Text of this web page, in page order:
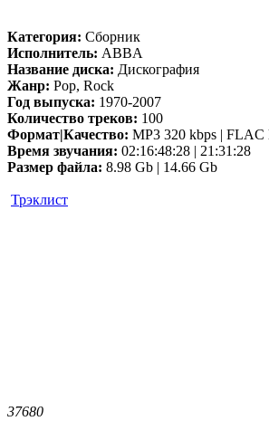
Категория: Сборник
Исполнитель: ABBA
Название диска: Дискография
Жанр: Pop, Rock
Год выпуска: 1970-2007
Количество треков: 100
Формат|Качество: MP3 320 kbps | FLAC
Время звучания: 02:16:48:28 | 21:31:28
Размер файла: 8.98 Gb | 14.66 Gb
Трэклист
37680